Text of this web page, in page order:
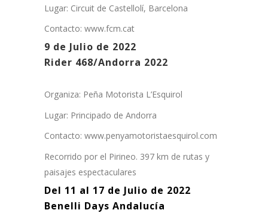
Lugar: Circuit de Castellolí, Barcelona
Contacto: www.fcm.cat
9 de Julio de 2022
Rider 468/Andorra 2022
Organiza: Peña Motorista L’Esquirol
Lugar: Principado de Andorra
Contacto: www.penyamotoristaesquirol.com
Recorrido por el Pirineo. 397 km de rutas y
paisajes espectaculares
Del 11 al 17 de Julio de 2022
Benelli Days Andalucía